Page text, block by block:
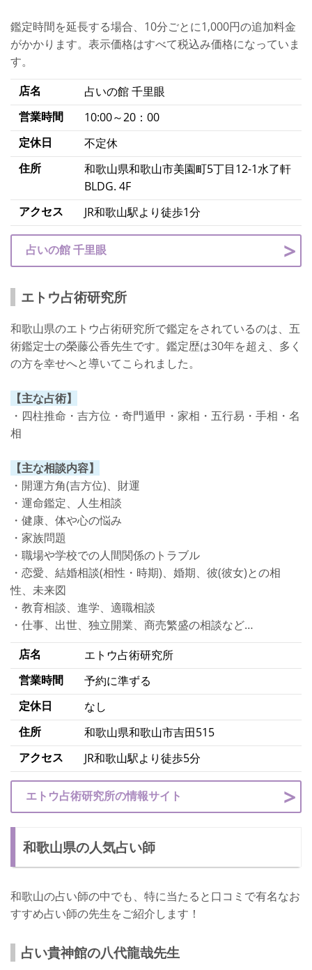
鑑定時間を延長する場合、10分ごとに1,000円の追加料金
がかかります。表示価格はすべて税込み価格になっていま
す。
店名
占いの館 千里眼
営業時間
10:00～20：00
定休日
不定休
住所
和歌山県和歌山市美園町5丁目12-1水了軒
BLDG. 4F
アクセス
JR和歌山駅より徒歩1分
占いの館 千里眼
エトウ占術研究所
和歌山県のエトウ占術研究所で鑑定をされているのは、五
術鑑定士の榮藤公香先生です。鑑定歴は30年を超え、多く
の方を幸せへと導いてこられました。
【主な占術】
・四柱推命・吉方位・奇門遁甲・家相・五行易・手相・名
相
【主な相談内容】
・開運方角(吉方位)、財運
・運命鑑定、人生相談
・健康、体や心の悩み
・家族問題
・職場や学校での人間関係のトラブル
・恋愛、結婚相談(相性・時期)、婚期、彼(彼女)との相
性、未来図
・教育相談、進学、適職相談
・仕事、出世、独立開業、商売繁盛の相談など…
店名
エトウ占術研究所
営業時間
予約に準ずる
定休日
なし
住所
和歌山県和歌山市吉田515
アクセス
JR和歌山駅より徒歩5分
エトウ占術研究所の情報サイト
和歌山県の人気占い師
和歌山の占い師の中でも、特に当たると口コミで有名なお
すすめ占い師の先生をご紹介します！
占い貴神館の八代龍哉先生